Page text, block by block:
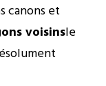
canons et
voisinsle